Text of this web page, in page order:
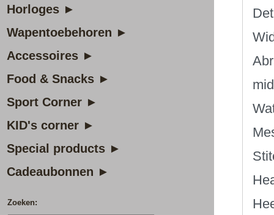
Horloges ►
Wapentoebehoren ►
Accessoires ►
Food & Snacks ►
Sport Corner ►
KID's corner ►
Special products ►
Cadeaubonnen ►
Zoeken: